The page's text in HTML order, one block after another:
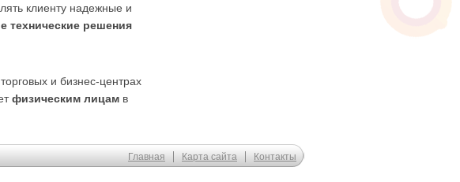
клиенту надежные и
технические решения
и бизнес-центрах
физическим лицам в
Главная Карта сайта Контакты